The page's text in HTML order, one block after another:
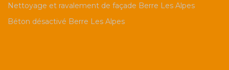
Nettoyage et ravalement de façade Berre Les Alpes
Béton désactivé Berre Les Alpes